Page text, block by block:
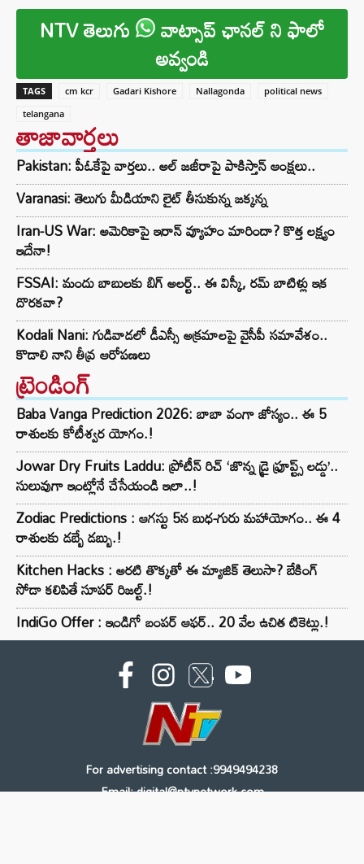
NTV తెలుగు వాట్సాప్ ఛానల్ ని ఫాలో
అవ్వండి
TAGS cm kcr Gadari Kishore Nallagonda
political news
telangana
తాజావార్తలు
Pakistan: పీఓకేపై వార్తలు.. అల్ జజీరాపై పాకిస్తాన్ ఆంక్షలు..
Varanasi: తెలుగు మీడియాని లైట్ తీసుకున్న జక్కన్న
Iran-US War: అమెరికాపై ఇరాన్ వ్యూహం మారిందా? కొత్త లక్ష్యం
ఇదేనా!
FSSAI: మందు బాబులకు బిగ్ అలర్ట్.. ఈ విస్కీ, రమ్ బాటిళ్లు ఇక
దొరకవా?
Kodali Nani: గుడివాడలో డీఎస్సీ అక్రమాలపై వైసీపీ సమావేశం..
కొడాలి నాని తీవ్ర ఆరోపణలు
ట్రెండింగ్‌
Baba Vanga Prediction 2026: బాబా వంగా జోస్యం.. ఈ 5
రాశులకు కోటీశ్వర యోగం.!
Jowar Dry Fruits Laddu: ప్రోటీన్ రిచ్ ‘జొన్న డ్రై ఫ్రూప్ట్స్ లడ్డు’..
సులువుగా ఇంట్లోనే చేసేయండి ఇలా..!
Zodiac Predictions : ఆగస్టు 5న బుధ-గురు మహాయోగం.. ఈ 4
రాశులకు డబ్బే డబ్బు.!
Kitchen Hacks : అరటి తొక్కతో ఈ మ్యాజిక్ తెలుసా? బేకింగ్
సోడా కలిపితే సూపర్ రిజల్ట్.!
IndiGo Offer : ఇండిగో బంపర్ ఆఫర్.. 20 వేల ఉచిత టికెట్లు.!
For advertising contact :9949494238
Email: digital@ntvnetwork.com